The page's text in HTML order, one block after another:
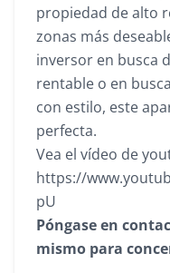
propiedad de alto
zonas más
inversor en busca
rentable o en
con estilo, este
perfecta.
Vea el vídeo de
https://
pU
Póngase en
mismo para